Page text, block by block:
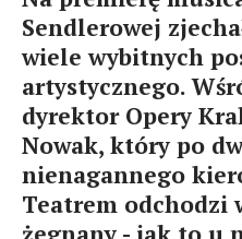
Sendlerowej
wiele wybitnych
artystycznego.
dyrektor Opery
Nowak, który po
nienagannego
Teatrem odchodzi